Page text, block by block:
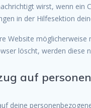
wirst, wenn
in der Hilfesektion
Website
löscht, werden diese
auf
deine